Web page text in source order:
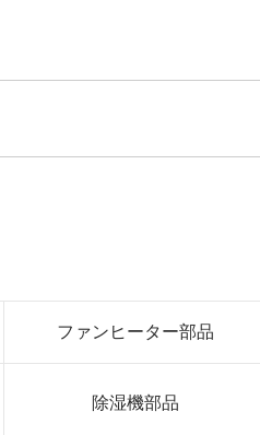
ファンヒーター部品
除湿機部品